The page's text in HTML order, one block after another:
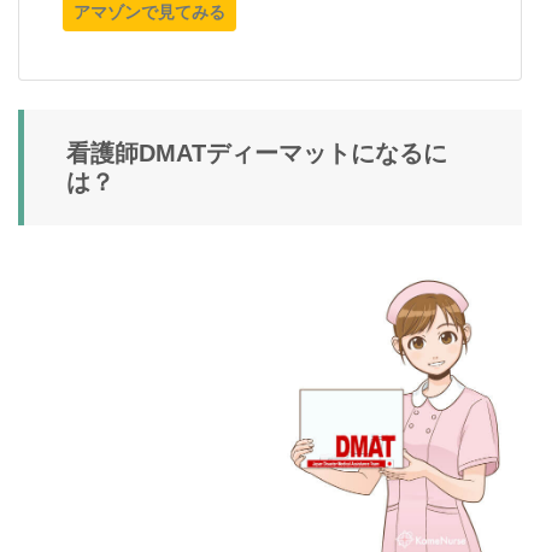
アマゾンで見てみる
看護師DMATディーマットになるに
は？